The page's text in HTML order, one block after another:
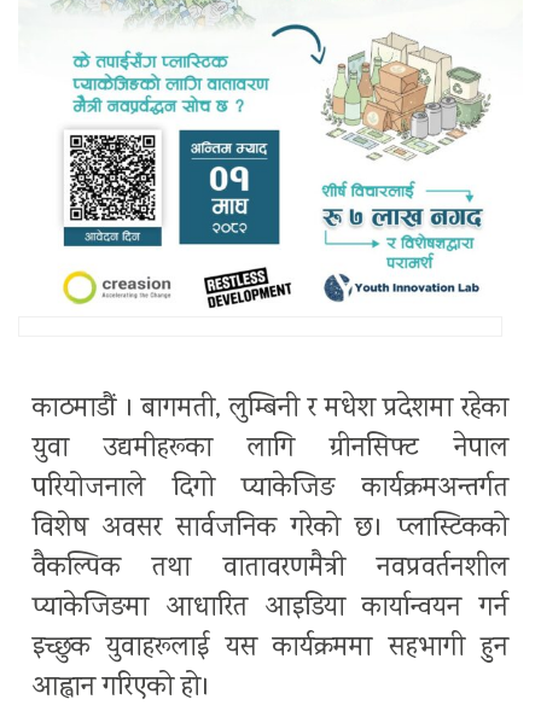
काठमाडौं । बागमती, लुम्बिनी र मधेश प्रदेशमा रहेका
युवा उद्यमीहरूका लागि ग्रीनसिफ्ट नेपाल
परियोजनाले दिगो प्याकेजिङ कार्यक्रमअन्तर्गत
विशेष अवसर सार्वजनिक गरेको छ। प्लास्टिकको
वैकल्पिक तथा वातावरणमैत्री नवप्रवर्तनशील
प्याकेजिङमा आधारित आइडिया कार्यान्वयन गर्न
इच्छुक युवाहरूलाई यस कार्यक्रममा सहभागी हुन
आह्वान गरिएको हो।